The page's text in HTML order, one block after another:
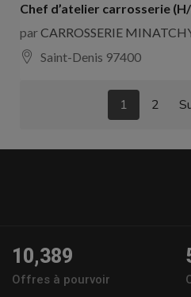
Chef d’atelier carrosserie
parCARROSSERIE
Saint-Denis 97400
1 2
10,389
Offres à pourvoir